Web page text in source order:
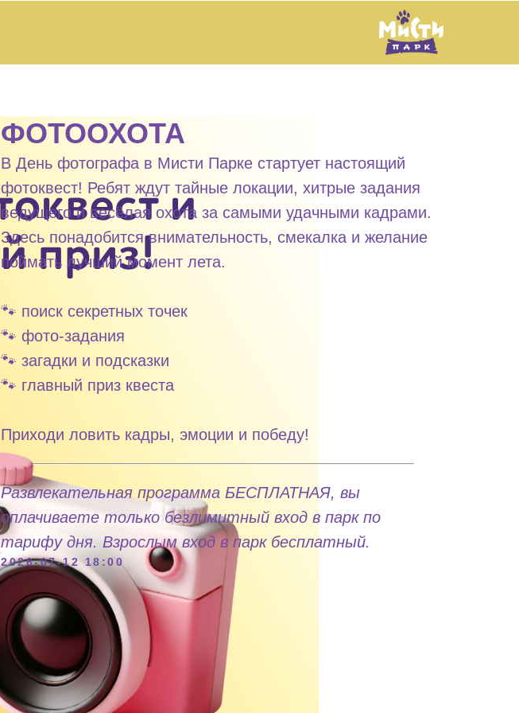
ФОТООХОТА
В День фотографа в Мисти Парке стартует настоящий
фотоквест! Ребят ждут тайные локации, хитрые задания
ведущего и весёлая охота за самыми удачными кадрами.
Здесь понадобится внимательность, смекалка и желание
поймать лучший момент лета.
🐾 поиск секретных точек
🐾 фото-задания
🐾 загадки и подсказки
🐾 главный приз квеста
Приходи ловить кадры, эмоции и победу!
Развлекательная программа БЕСПЛАТНАЯ, вы
оплачиваете только безлимитный вход в парк по
тарифу дня. Взрослым вход в парк бесплатный.
2026-07-12 18:00